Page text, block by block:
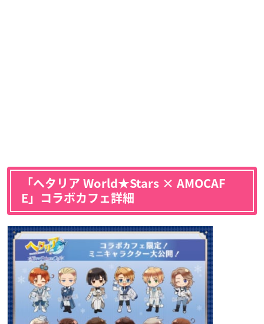
「ヘタリア World★Stars × AMOCAF
E」コラボカフェ詳細